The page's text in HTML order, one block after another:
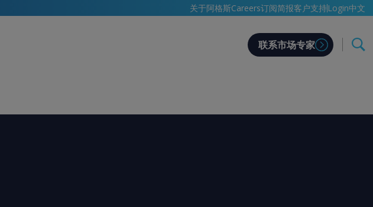
关于阿格斯Careers订阅简报客户支持 Login中文
联系市场专家